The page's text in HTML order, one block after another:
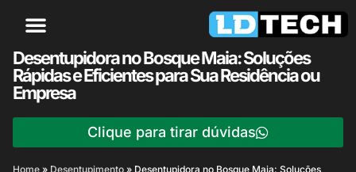
Desentupidora no Bosque Maia: Soluções
Rápidas e Eficientes para Sua Residência ou
Empresa
Clique para tirar dúvidas
Home » Desentupimento » Desentupidora no Bosque Maia: Soluções